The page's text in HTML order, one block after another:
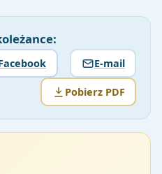
E-mail
Pobierz PDF